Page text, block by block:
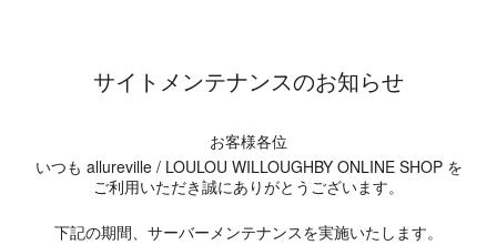
サイトメンテナンスのお知らせ
お客様各位
いつも allureville / LOULOU WILLOUGHBY ONLINE SHOP を
ご利用いただき誠にありがとうございます。
下記の期間、サーバーメンテナンスを実施いたします。